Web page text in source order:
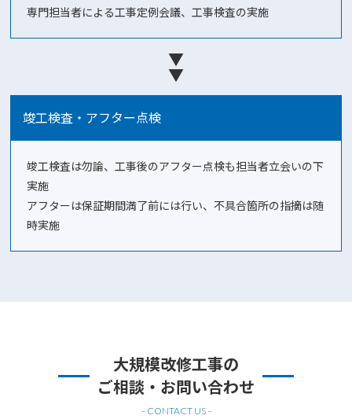
専門担当者による工事定例会議、工事検査の実施
▼
▼
竣工検査・アフター点検
竣工検査は勿論、工事後のアフター点検も担当者立会いの下
実施
アフターは保証期間満了前には行い、不具合箇所の指摘は随
時実施
大規模改修工事の
ご相談・お問い合わせ
– CONTACT US –